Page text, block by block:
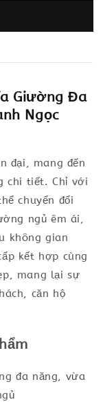
Giường Đa
Ngọc
đại, mang đến
chi tiết. Chỉ với
chuyển đổi
ngủ êm ái,
không gian
kết hợp cùng
mang lại sự
căn hộ
đa năng, vừa